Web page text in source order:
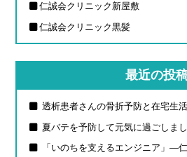
仁誠会クリニック新屋敷
仁誠会クリニック黒髪
最近の投
透析患者さんの骨折予防と在宅生
夏バテを予防して元気に過ごしま
「いのちを支えるエンジニア」―